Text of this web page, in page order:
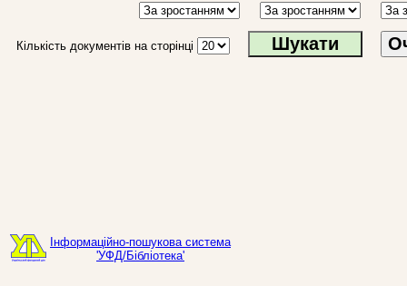
Кількість документів на сторінці
Інформаційно-пошукова система
'УФД/Бібліотека'